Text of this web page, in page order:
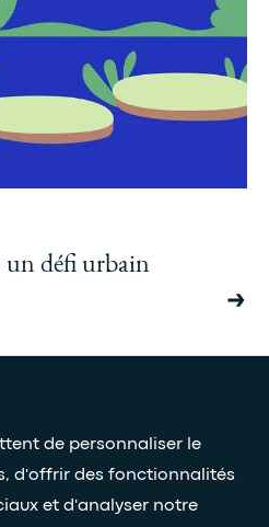
de personnaliser le
d'offrir des fonctionnalités
et d'analyser notre
un défi urbain